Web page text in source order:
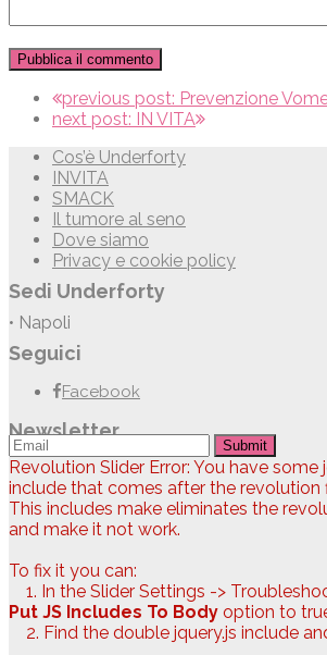
previous post: Prevenzione
next post:
IN VITA
Cos’è Underforty
INVITA
SMACK
Il tumore al seno
Dove siamo
Privacy e cookie policy
Sedi Underforty
• Napoli
Seguici
Facebook
Newsletter
Submit
Revolution Slider Error: You have some
include that comes after the revolution
This includes make eliminates the
and make it not work.
To fix it you can:
1. In the Slider Settings ->
Put JS Includes To Body option to
2. Find the double jquery.js include